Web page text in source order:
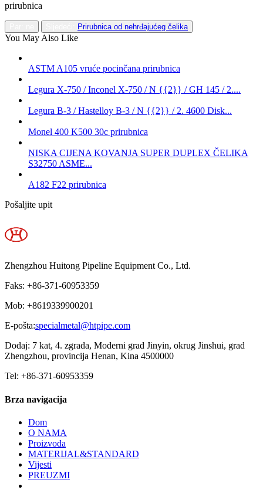
prirubnica
Prirubnica od nehrđajućeg čelika
You May Also Like
ASTM A105 vruće pocinčana prirubnica
Legura X-750 / Inconel X-750 / N {{2}} / GH 145 / 2....
Legura B-3 / Hastelloy B-3 / N {{2}} / 2. 4600 Disk...
Monel 400 K500 30c prirubnica
NISKA CIJENA KOVANJA SUPER DUPLEX ČELIKA
S32750 ASME...
A182 F22 prirubnica
Pošaljite upit
Zhengzhou Huitong Pipeline Equipment Co., Ltd.
Faks: +86-371-60953359
Mob: +8619339900201
E-pošta:specialmetal@htpipe.com
Dodaj: 7 kat, 4. zgrada, Moderni grad Jinyin, okrug Jinshui, grad
Zhengzhou, provincija Henan, Kina 4500000
Tel: +86-371-60953359
Brza navigacija
Dom
O NAMA
Proizvoda
MATERIJAL&STANDARD
Vijesti
PREUZMI